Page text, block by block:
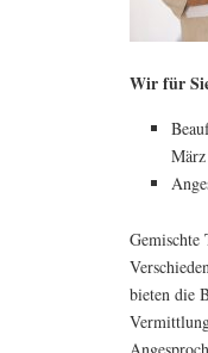
Wir für
bieten die